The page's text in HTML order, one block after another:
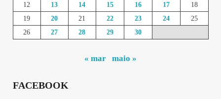
12
13 14 15 16 17
18
19
20 21 22 23 24
25
26
27 28 29 30
« mar maio »
FACEBOOK